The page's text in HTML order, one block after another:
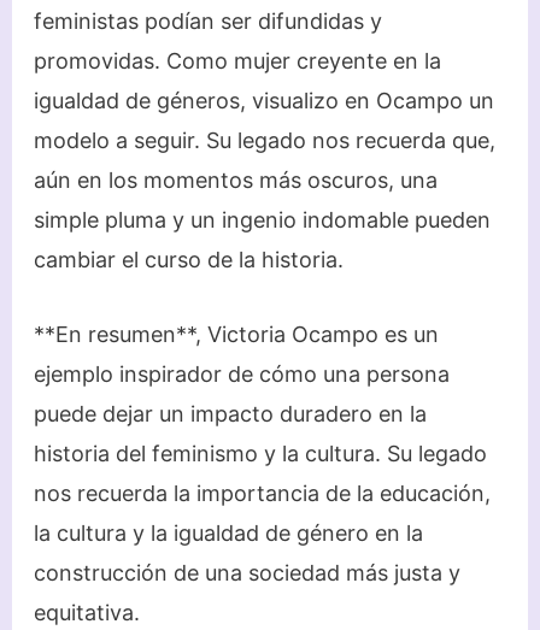
feministas podían ser difundidas y
promovidas. Como mujer creyente en la
igualdad de géneros, visualizo en Ocampo un
modelo a seguir. Su legado nos recuerda que,
aún en los momentos más oscuros, una
simple pluma y un ingenio indomable pueden
cambiar el curso de la historia.
**En resumen**, Victoria Ocampo es un
ejemplo inspirador de cómo una persona
puede dejar un impacto duradero en la
historia del feminismo y la cultura. Su legado
nos recuerda la importancia de la educación,
la cultura y la igualdad de género en la
construcción de una sociedad más justa y
equitativa.